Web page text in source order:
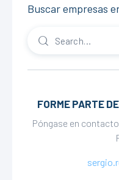
Buscar empresas
FORME PARTE
Póngase en